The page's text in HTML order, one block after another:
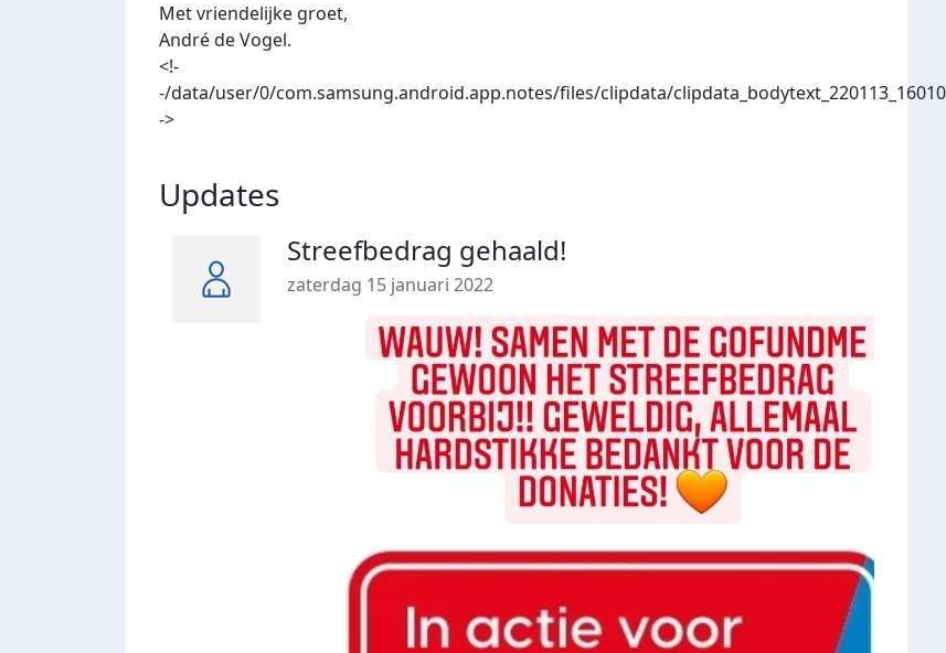
Met vriendelijke groet,
André de Vogel.
<!-
-/data/user/0/com.samsung.android.app.notes/files/clipdata/
->
Updates
Streefbedrag gehaald!
zaterdag 15 januari 2022